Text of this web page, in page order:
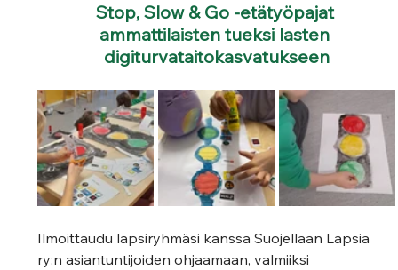
Stop, Slow & Go -etätyöpajat
ammattilaisten tueksi lasten
digiturvataitokasvatukseen
Ilmoittaudu lapsiryhmäsi kanssa Suojellaan Lapsia
ry:n asiantuntijoiden ohjaamaan, valmiiksi